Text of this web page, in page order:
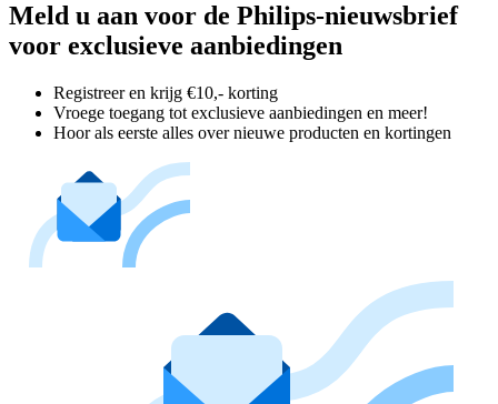
Meld u aan voor de Philips-nieuwsbrief
voor exclusieve aanbiedingen
Registreer en krijg €10,- korting
Vroege toegang tot exclusieve aanbiedingen en meer!
Hoor als eerste alles over nieuwe producten en kortingen